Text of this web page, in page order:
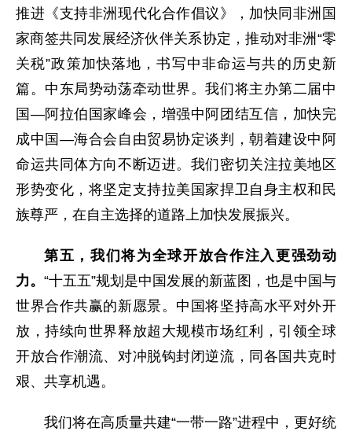
推进《支持非洲现代化合作倡议》，加快同非洲国
家商签共同发展经济伙伴关系协定，推动对非洲“零
关税”政策加快落地，书写中非命运与共的历史新
篇。中东局势动荡牵动世界。我们将主办第二届中
国—阿拉伯国家峰会，增强中阿团结互信，加快完
成中国—海合会自由贸易协定谈判，朝着建设中阿
命运共同体方向不断迈进。我们密切关注拉美地区
形势变化，将坚定支持拉美国家捍卫自身主权和民
族尊严，在自主选择的道路上加快发展振兴。
第五，我们将为全球开放合作注入更强劲动
力。 “十五五”规划是中国发展的新蓝图，也是中国与
世界合作共赢的新愿景。中国将坚持高水平对外开
放，持续向世界释放超大规模市场红利，引领全球
开放合作潮流、对冲脱钩封闭逆流，同各国共克时
艰、共享机遇。
我们将在高质量共建“一带一路”进程中，更好统